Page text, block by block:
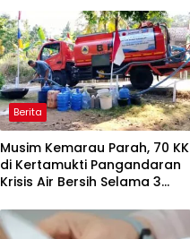
Berita
Musim Kemarau Parah, 70 KK
di Kertamukti Pangandaran
Krisis Air Bersih Selama 3